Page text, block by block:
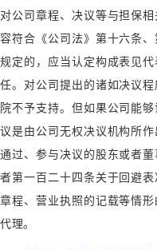
对公司章程、决议等与担保
容符合《公司法》第十六条
规定的，应当认定构成表见
任。对公司提出的诸如决议
院不予支持。但如果公司能
议是由公司无权决议机构所
通过、参与决议的股东或者
者第一百二十四条关于回避
章程、营业执照的记载等情
代理。